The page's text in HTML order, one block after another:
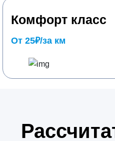
Комфорт класс
От 25₽/за км